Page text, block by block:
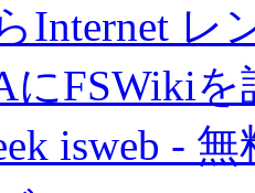
Internet レ
にFSWiki
isweb -